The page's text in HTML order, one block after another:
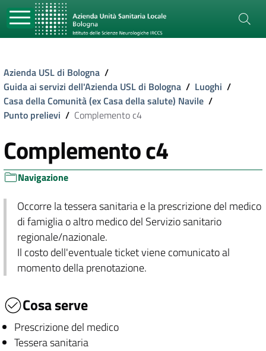
Azienda USL di Bologna /
Guida ai servizi dell'Azienda USL di Bologna / Luoghi /
Casa della Comunità (ex Casa della salute) Navile /
Punto prelievi / Complemento c4
Complemento c4
Navigazione
Occorre la tessera sanitaria e la prescrizione del medico
di famiglia o altro medico del Servizio sanitario
regionale/nazionale.
Il costo dell'eventuale ticket viene comunicato al
momento della prenotazione.
Cosa serve
Prescrizione del medico
Tessera sanitaria